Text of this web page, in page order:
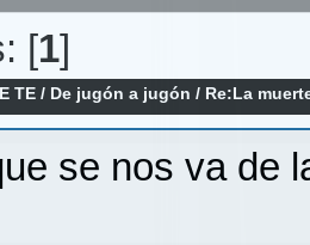
[1]
TE / De jugón a jugón / Re:La
se nos va de